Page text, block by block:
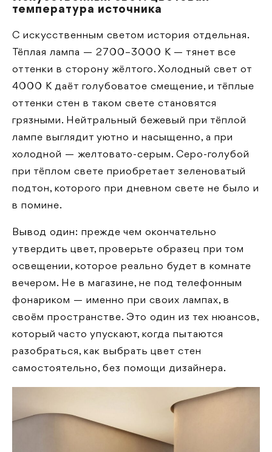
температура источника
С искусственным светом история отдельная.
Тёплая лампа — 2700–3000 К — тянет все
оттенки в сторону жёлтого. Холодный свет от
4000 К даёт голубоватое смещение, и тёплые
оттенки стен в таком свете становятся
грязными. Нейтральный бежевый при тёплой
лампе выглядит уютно и насыщенно, а при
холодной — желтовато-серым. Серо-голубой
при тёплом свете приобретает зеленоватый
подтон, которого при дневном свете не было и
в помине.
Вывод один: прежде чем окончательно
утвердить цвет, проверьте образец при том
освещении, которое реально будет в комнате
вечером. Не в магазине, не под телефонным
фонариком — именно при своих лампах, в
своём пространстве. Это один из тех нюансов,
который часто упускают, когда пытаются
разобраться, как выбрать цвет стен
самостоятельно, без помощи дизайнера.